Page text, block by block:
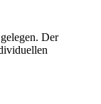
Der